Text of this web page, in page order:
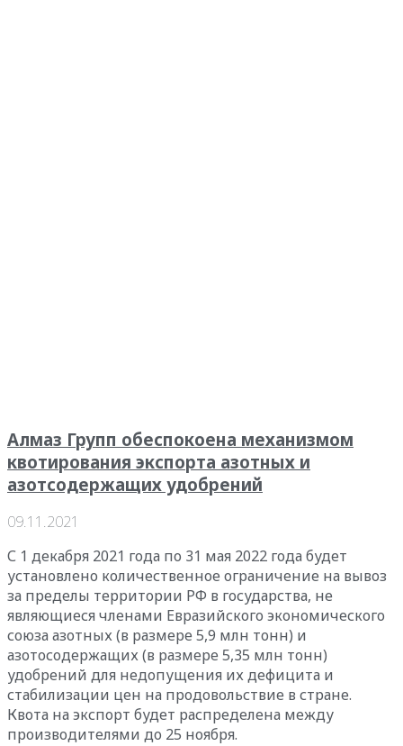
Алмаз Групп обеспокоена механизмом
квотирования экспорта азотных и
азотсодержащих удобрений
09.11.2021
С 1 декабря 2021 года по 31 мая 2022 года будет
установлено количественное ограничение на вывоз
за пределы территории РФ в государства, не
являющиеся членами Евразийского экономического
союза азотных (в размере 5,9 млн тонн) и
азотосодержащих (в размере 5,35 млн тонн)
удобрений для недопущения их дефицита и
стабилизации цен на продовольствие в стране.
Квота на экспорт будет распределена между
производителями до 25 ноября.